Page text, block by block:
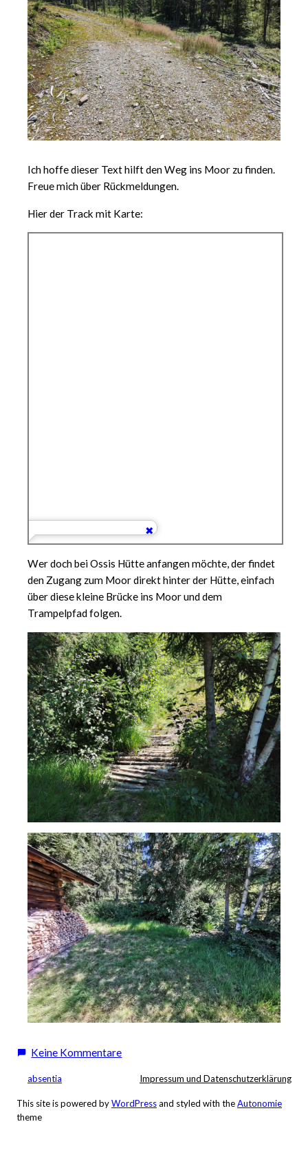
Ich hoffe dieser Text hilft den Weg ins Moor zu finden.
Freue mich über Rückmeldungen.
Hier der Track mit Karte:
Wer doch bei Ossis Hütte anfangen möchte, der findet
den Zugang zum Moor direkt hinter der Hütte, einfach
über diese kleine Brücke ins Moor und dem
Trampelpfad folgen.
Keine Kommentarezu
durch
Filzmoos
absentia Impressum und Datenschutzerklärung
This site is powered byWordPressand styled with theAutonomie
theme